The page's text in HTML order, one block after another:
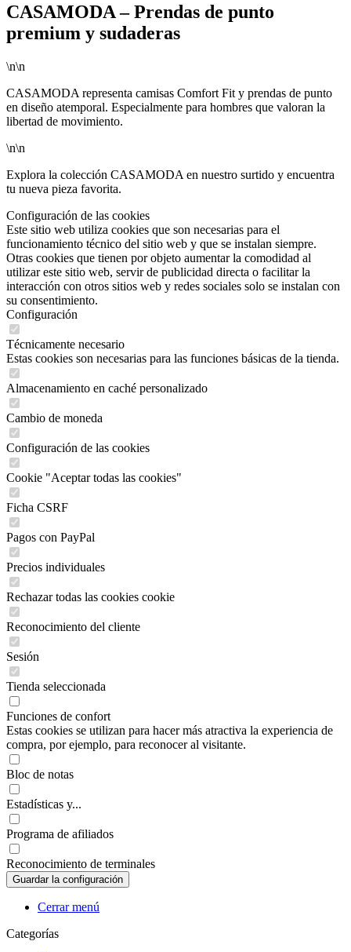
CASAMODA – Prendas de punto
premium y sudaderas
\n\n
CASAMODA representa camisas Comfort Fit y prendas de punto
en diseño atemporal. Especialmente para hombres que valoran la
libertad de movimiento.
\n\n
Explora la colección CASAMODA en nuestro surtido y encuentra
tu nueva pieza favorita.
Configuración de las cookies
Este sitio web utiliza cookies que son necesarias para el
funcionamiento técnico del sitio web y que se instalan siempre.
Otras cookies que tienen por objeto aumentar la comodidad al
utilizar este sitio web, servir de publicidad directa o facilitar la
interacción con otros sitios web y redes sociales solo se instalan con
su consentimiento.
Configuración
Técnicamente necesario
Estas cookies son necesarias para las funciones básicas de la tienda.
Almacenamiento en caché personalizado
Cambio de moneda
Configuración de las cookies
Cookie "Aceptar todas las cookies"
Ficha CSRF
Pagos con PayPal
Precios individuales
Rechazar todas las cookies cookie
Reconocimiento del cliente
Sesión
Tienda seleccionada
Funciones de confort
Estas cookies se utilizan para hacer más atractiva la experiencia de
compra, por ejemplo, para reconocer al visitante.
Bloc de notas
Estadísticas y...
Programa de afiliados
Reconocimiento de terminales
Cerrar menú
Categorías